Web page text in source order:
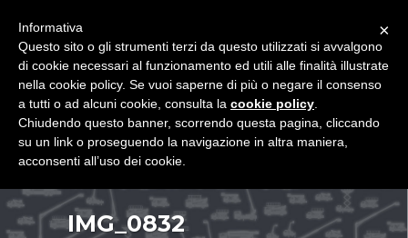
IMG_0832
×
Informativa
Questo sito o gli strumenti terzi da questo utilizzati si avvalgono
di cookie necessari al funzionamento ed utili alle finalità illustrate
nella cookie policy. Se vuoi saperne di più o negare il consenso
a tutti o ad alcuni cookie, consulta la cookie policy
Chiudendo questo banner, scorrendo questa pagina, cliccando
su un link o proseguendo la navigazione in altra maniera,
acconsenti all’uso dei cookie.